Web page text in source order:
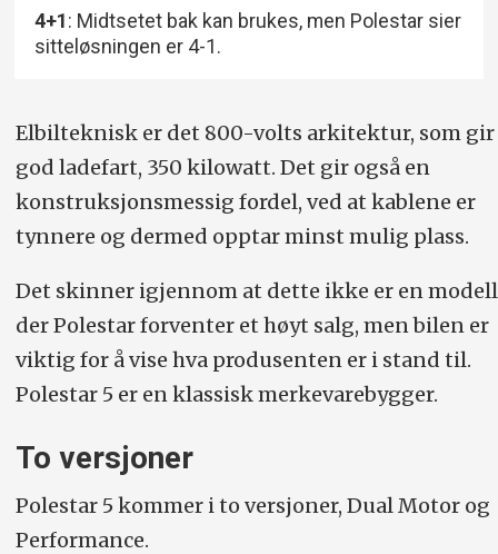
4+1: Midtsetet bak kan brukes, men Polestar sier
sitteløsningen er 4-1.
Elbilteknisk er det 800-volts arkitektur, som gir
god ladefart, 350 kilowatt. Det gir også en
konstruksjonsmessig fordel, ved at kablene er
tynnere og dermed opptar minst mulig plass.
Det skinner igjennom at dette ikke er en modell
der Polestar forventer et høyt salg, men bilen er
viktig for å vise hva produsenten er i stand til.
Polestar 5 er en klassisk merkevarebygger.
To versjoner
Polestar 5 kommer i to versjoner, Dual Motor og
Performance.